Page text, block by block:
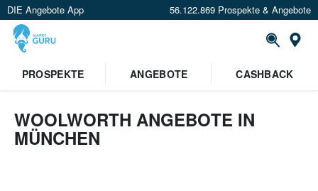
DIE Angebote App 56.122.869 Prospekte & Angebote
PROSPEKTE
ANGEBOTE CASHBACK
WOOLWORTH ANGEBOTE IN
MÜNCHEN